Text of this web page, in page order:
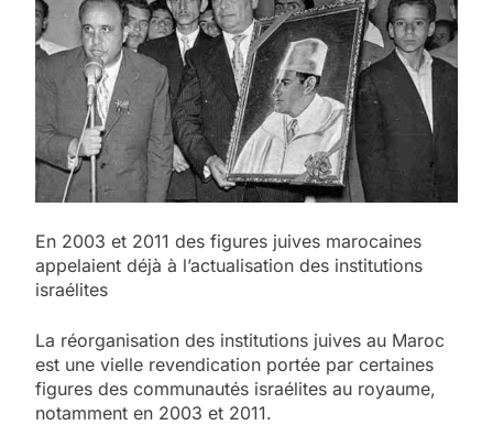
En 2003 et 2011 des figures juives marocaines
appelaient déjà à l’actualisation des institutions
israélites
La réorganisation des institutions juives au Maroc
est une vielle revendication portée par certaines
figures des communautés israélites au royaume,
notamment en 2003 et 2011.